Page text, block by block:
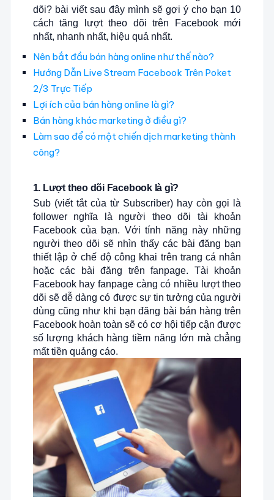
dõi? bài viết sau đây mình sẽ gợi ý cho bạn 10
cách tăng lượt theo dõi trên Facebook mới
nhất, nhanh nhất, hiệu quả nhất.
Nên bắt đầu bán hàng online như thế nào?
Hướng Dẫn Live Stream Facebook Trên Poket
2/3 Trực Tiếp
Lợi ích của bán hàng online là gì?
Bán hàng khác marketing ở điều gì?
Làm sao để có một chiến dịch marketing thành
công?
1. Lượt theo dõi Facebook là gì?
Sub (viết tắt của từ Subscriber) hay còn gọi là
follower nghĩa là người theo dõi tài khoản
Facebook của bạn. Với tính năng này những
người theo dõi sẽ nhìn thấy các bài đăng bạn
thiết lập ở chế độ công khai trên trang cá nhân
hoặc các bài đăng trên fanpage. Tài khoản
Facebook hay fanpage càng có nhiều lượt theo
dõi sẽ dễ dàng có được sự tin tưởng của người
dùng cũng như khi bạn đăng bài bán hàng trên
Facebook hoàn toàn sẽ có cơ hội tiếp cận được
số lượng khách hàng tiềm năng lớn mà chẳng
mất tiền quảng cáo.